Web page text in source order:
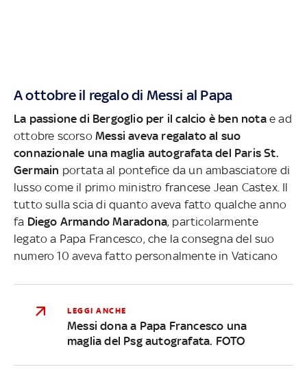
A ottobre il regalo di Messi al Papa
La passione di Bergoglio per il calcio è ben notae ad
ottobre scorso Messi aveva regalato al suo
connazionale una maglia autografata del Paris St.
Germain portata al pontefice da un ambasciatore di
lusso come il primo ministro francese Jean Castex. Il
tutto sulla scia di quanto aveva fatto qualche anno
fa Diego Armando Maradona, particolarmente
legato a Papa Francesco, che la consegna del suo
numero 10 aveva fatto personalmente in Vaticano
LEGGI ANCHE
Messi dona a Papa Francesco una
maglia del Psg autografata. FOTO